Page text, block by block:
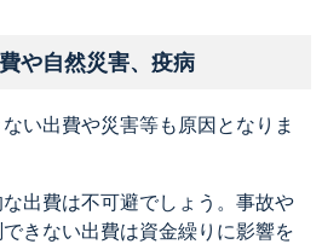
や自然災害、疫病
い出費や災害等も原因となりま
出費は不可避でしょう。事故や
きない出費は資金繰りに影響を